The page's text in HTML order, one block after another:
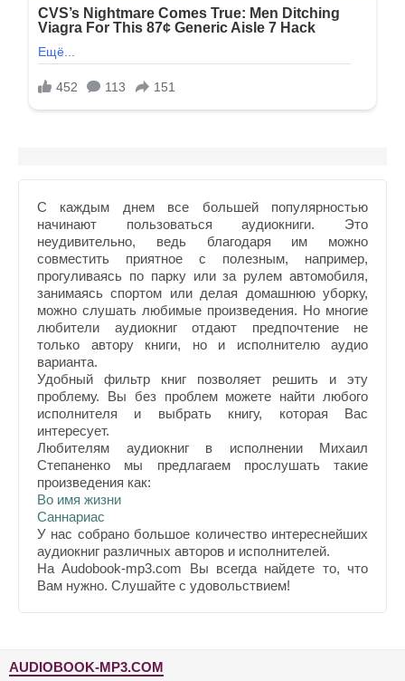
С каждым днем все большей популярностью
начинают пользоваться аудиокниги. Это
неудивительно, ведь благодаря им можно
совместить приятное с полезным, например,
прогуливаясь по парку или за рулем автомобиля,
занимаясь спортом или делая домашнюю уборку,
можно слушать любимые произведения. Но многие
любители аудиокниг отдают предпочтение не
только автору книги, но и исполнителю аудио
варианта.
Удобный фильтр книг позволяет решить и эту
проблему. Вы без проблем можете найти любого
исполнителя и выбрать книгу, которая Вас
интересует.
Любителям аудиокниг в исполнении Михаил
Степаненко мы предлагаем прослушать такие
произведения как:
Во имя жизни
Саннариас
У нас собрано большое количество интереснейших
аудиокниг различных авторов и исполнителей.
На Audobook-mp3.com Вы всегда найдете то, что
Вам нужно. Слушайте с удовольствием!
AUDIOBOOK-MP3.COM